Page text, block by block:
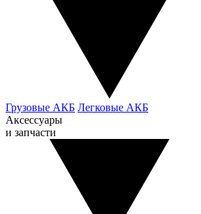
Грузовые АКБ Легковые АКБ
Аксессуары
и запчасти